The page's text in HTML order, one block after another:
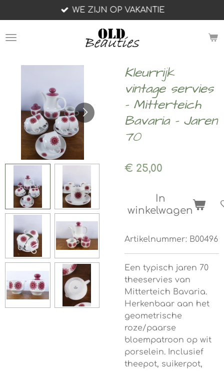
direct
naar
WE ZIJN OP VAKANTIE
Kleurrijk
vintage servies
- Mitterteich
Bavaria - Jaren
70
€ 25,00
In
winkelwagen
Artikelnummer: B00496
Een typisch jaren 70
theeservies van
Mitterteich Bavaria.
Herkenbaar aan het
geometrische
roze/paarse
bloempatroon op wit
porselein. Inclusief
theepot, suikerpot,